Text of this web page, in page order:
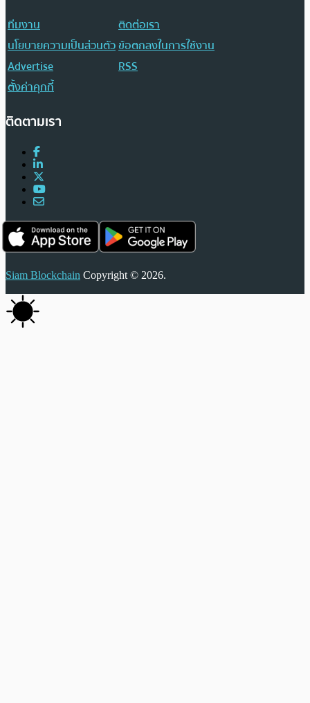
ทีมงาน
ติดต่อเรา
นโยบายความเป็นส่วนตัวข้อตกลงในการใช้งาน
Advertise
RSS
ตั้งค่าคุกกี้
ติดตามเรา
Siam Blockchain Copyright © 2026.